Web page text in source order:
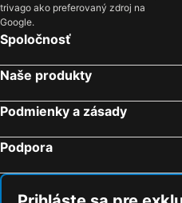
trivago ako preferovaný zdroj na
Google.
Spoločnosť
Naše produkty
Podmienky a zásady
Podpora